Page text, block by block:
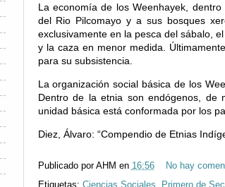
La economía de los Weenhayek,
del Rio Pilcomayo y a sus bosques
exclusivamente en la pesca del sábalo,
y la caza en menor medida.
para su subsistencia.
La organización social básica de los
Dentro de la etnia son endógenos, de
unidad básica está conformada por los
Diez, Álvaro: “Compendio de Etnias
Publicado porAHM en 16:56
No hay
Etiquetas: Ciencias Sociales, Primero de